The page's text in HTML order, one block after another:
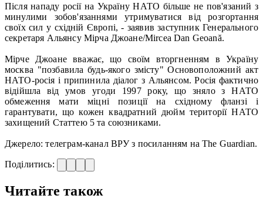
Після нападу росії на Україну НАТО більше не пов'язаний з
минулими зобов'язаннями утримуватися від розгортання
своїх сил у східній Європі, - заявив заступник Генерального
секретаря Альянсу Мірча Джоане/Mircea Dan Geoană.
Мірче Джоане вважає, що своїм вторгненням в Україну
москва "позбавила будь-якого змісту" Основоположний акт
НАТО-росія і припинила діалог з Альянсом. Росія фактично
відійшла від умов угоди 1997 року, що зняло з НАТО
обмеження мати міцні позиції на східному фланзі і
гарантувати, що кожен квадратний дюйм території НАТО
захищений Статтею 5 та союзниками.
Джерело: телеграм-канал ВРУ з посиланням на The Guardian.
Поділитись:
Читайте також